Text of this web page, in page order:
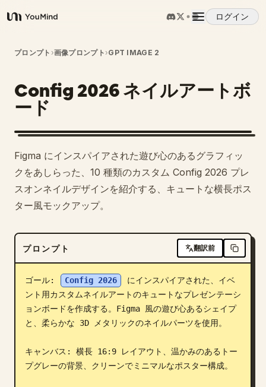
YouMind
ログイン
概要
ユースケース
スキル
プロンプト
料金
ダウンロード
ブログ
更新情報
プロンプト ›画像プロンプト ›GPT IMAGE 2
Config 2026 ネイルアートボ
ード
Figma にインスパイアされた遊び心のあるグラフィッ
クをあしらった、10 種類のカスタム Config 2026 プレ
スオンネイルデザインを紹介する、キュートな横長ポス
ター風モックアップ。
プロンプト 翻訳前
ゴール: Config 2026
にインスパイアされた、イベ
ント用カスタムネイルアートのキュートなプレゼンテーシ
ョンボードを作成する。Figma 風の遊び心あるシェイプ
と、柔らかな 3D メタリックのネイルパーツを使用。
キャンバス: 横長 16:9 レイアウト、温かみのあるトー
プグレーの背景、クリーンでミニマルなポスター構成。